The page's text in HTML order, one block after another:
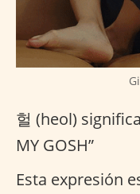
헐 (heol)
MY GOSH”
Esta expresión